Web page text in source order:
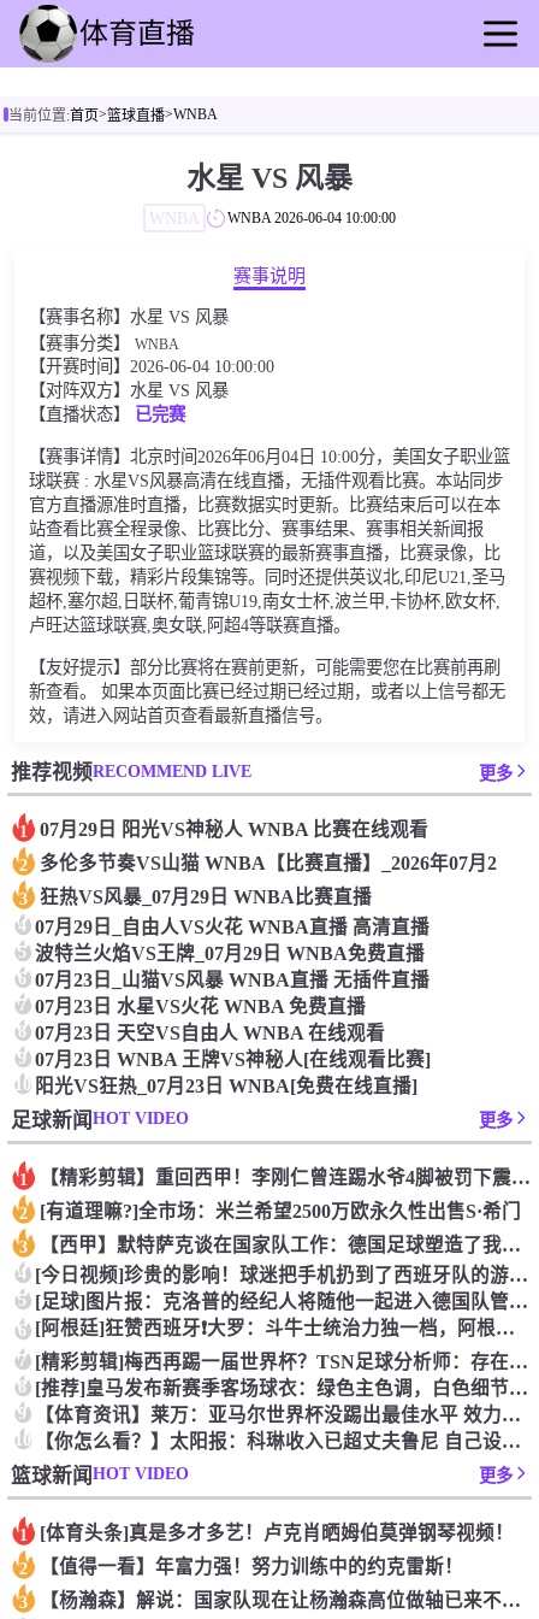
足球直播
篮球新闻
其他转播
当前位置:首页>篮球直播>WNBA
水星 VS 风暴
WNBA WNBA 2026-06-04 10:00:00
赛事说明
【赛事名称】水星 VS 风暴
【赛事分类】 WNBA
【开赛时间】2026-06-04 10:00:00
【对阵双方】水星 VS 风暴
【直播状态】
已完赛
【赛事详情】北京时间2026年06月04日 10:00分，美国女子职业篮
球联赛 : 水星VS风暴高清在线直播，无插件观看比赛。本站同步
官方直播源准时直播，比赛数据实时更新。比赛结束后可以在本
站查看比赛全程录像、比赛比分、赛事结果、赛事相关新闻报
道，以及美国女子职业篮球联赛的最新赛事直播，比赛录像，比
赛视频下载，精彩片段集锦等。同时还提供英议北,印尼U21,圣马
超杯,塞尔超,日联杯,葡青锦U19,南女士杯,波兰甲,卡协杯,欧女杯,
卢旺达篮球联赛,奥女联,阿超4等联赛直播。
【友好提示】部分比赛将在赛前更新，可能需要您在比赛前再刷
新查看。 如果本页面比赛已经过期已经过期，或者以上信号都无
效，请进入网站首页查看最新直播信号。
推荐视频RECOMMEND LIVE 更多
1 07月29日 阳光VS神秘人 WNBA 比赛在线观看
2 多伦多节奏VS山猫 WNBA【比赛直播】_2026年07月2
3 狂热VS风暴_07月29日 WNBA比赛直播
4 07月29日_自由人VS火花 WNBA直播 高清直播
5 波特兰火焰VS王牌_07月29日 WNBA免费直播
6 07月23日_山猫VS风暴 WNBA直播 无插件直播
7 07月23日 水星VS火花 WNBA 免费直播
8 07月23日 天空VS自由人 WNBA 在线观看
9 07月23日 WNBA 王牌VS神秘人[在线观看比赛]
10 阳光VS狂热_07月23日 WNBA[免费在线直播]
足球新闻HOT VIDEO 更多
1 【精彩剪辑】重回西甲！李刚仁曾连踢水爷4脚被罚下震惊足坛
2 [有道理嘛?]全市场：米兰希望2500万欧永久性出售S·希门
3 【西甲】默特萨克谈在国家队工作：德国足球塑造了我的人生，感谢
4 [今日视频]珍贵的影响！球迷把手机扔到了西班牙队的游行大巴上
5 [足球]图片报：克洛普的经纪人将随他一起进入德国队管理团队
6 [阿根廷]狂赞西班牙❗大罗：斗牛士统治力独一档，阿根廷有梅西
7 [精彩剪辑]梅西再踢一届世界杯？TSN足球分析师：存在可能性
8 [推荐]皇马发布新赛季客场球衣：绿色主色调，白色细节+经典肩
9 【体育资讯】莱万：亚马尔世界杯没踢出最佳水平 效力过巴萨后就
10 【你怎么看？】太阳报：科琳收入已超丈夫鲁尼 自己设计服装8岁
篮球新闻HOT VIDEO 更多
1 [体育头条]真是多才多艺！卢克肖晒姆伯莫弹钢琴视频！
2 【值得一看】年富力强！努力训练中的约克雷斯！
3 【杨瀚森】解说：国家队现在让杨瀚森高位做轴已来不及了 多打打